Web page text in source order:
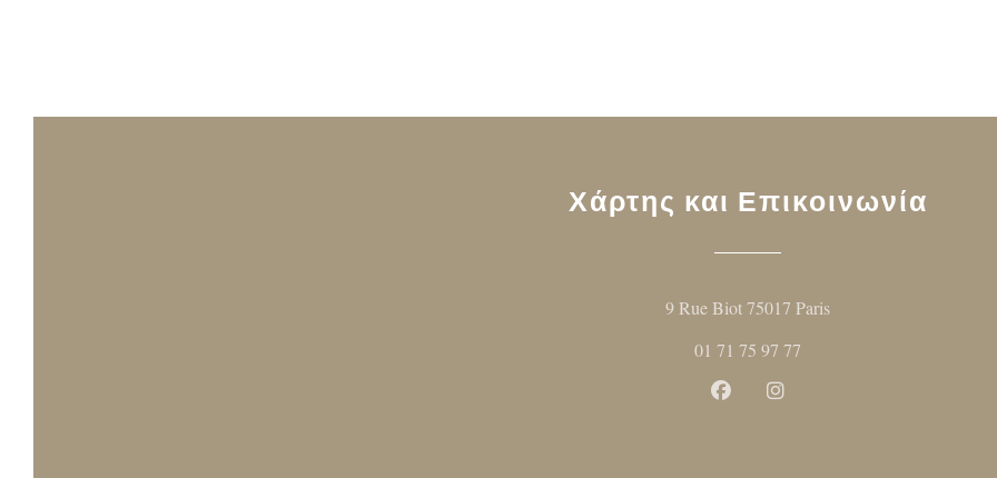
Χάρτης και Επικοινωνία
9 Rue Biot 75017 Paris((ανοίγει σε νέο
01 71 75 97 77
Facebook ((ανοίγει σε νέο
Instagram ((ανοίγει σε